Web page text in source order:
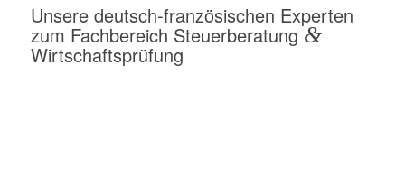
Unsere deutsch-französischen Experten
zum Fachbereich Steuerberatung&
Wirtschaftsprüfung